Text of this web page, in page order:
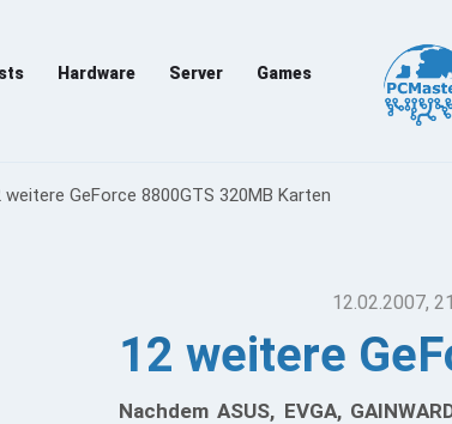
Hardware Server Games
weitere GeForce 8800GTS 320MB Karten
12.02.2007,
12 weitere
Nachdem ASUS, EVGA,